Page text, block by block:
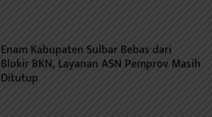
Enam Kabupaten Sulbar Bebas dari
Blokir BKN, Layanan ASN Pemprov Masih
Ditutup